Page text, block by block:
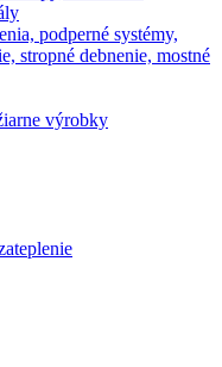
podperné systémy,
stropné debnenie, mostné
výrobky